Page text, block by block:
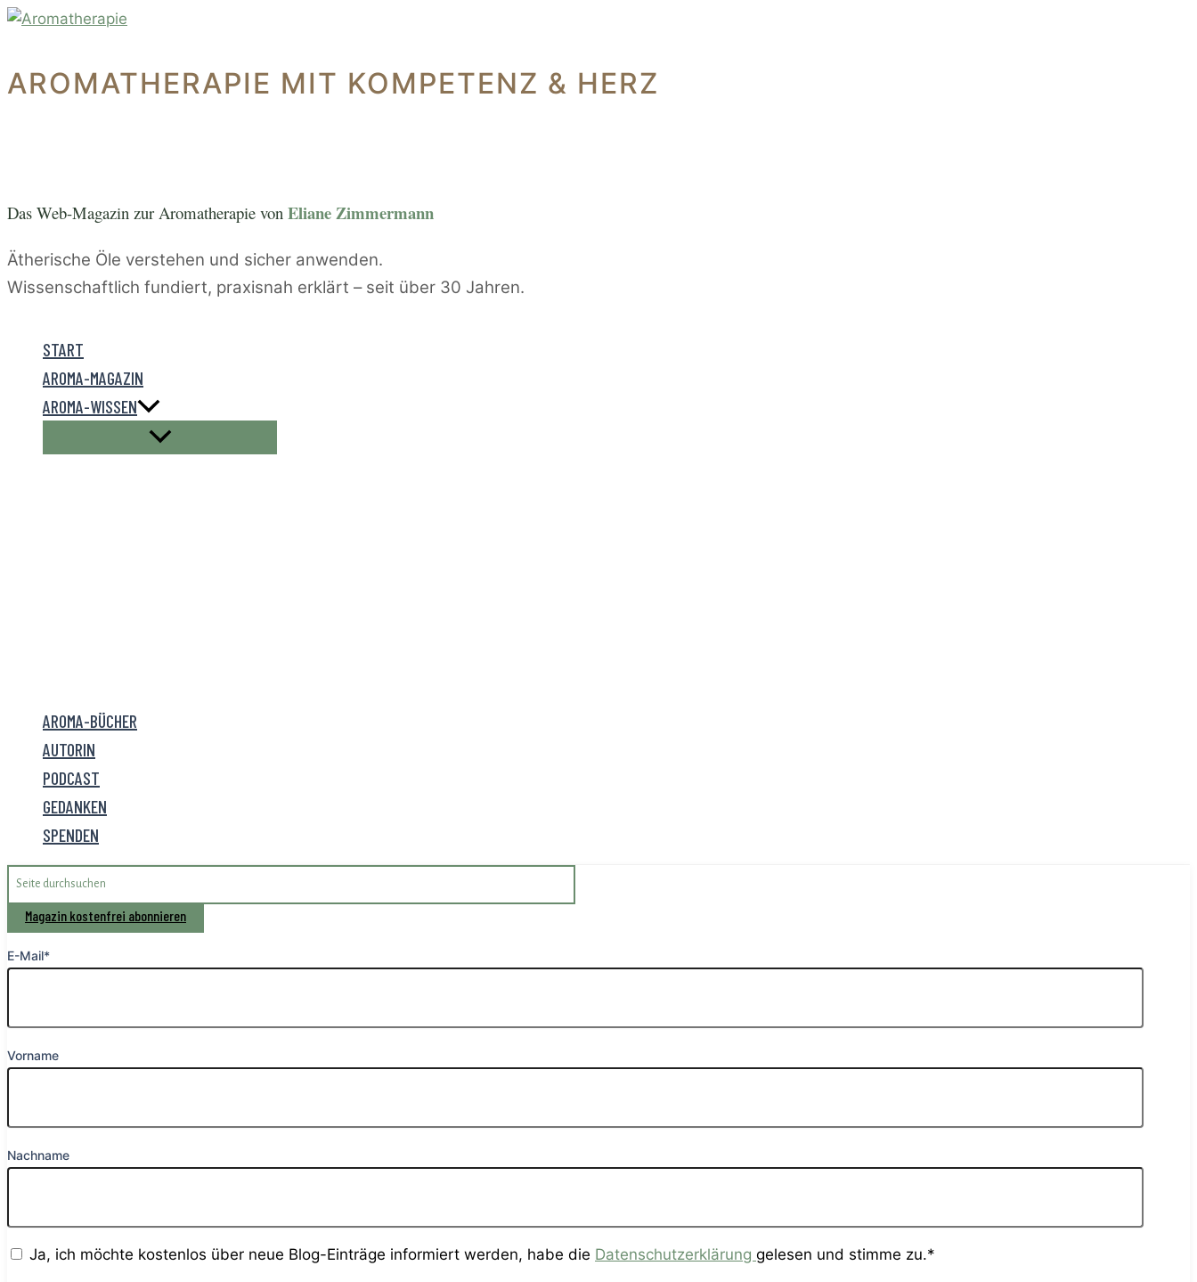
Zum
AROMATHERAPIE MIT KOMPETENZ & HERZ
Das Web-Magazin zur Aromatherapie von Eliane Zimmermann
Ätherische Öle verstehen und sicher anwenden.
Wissenschaftlich fundiert, praxisnah erklärt – seit über 30 Jahren.
START
AROMA-MAGAZIN
AROMA-WISSEN
AROMA-BÜCHER
AUTORIN
PODCAST
GEDANKEN
SPENDEN
Search
for:
Magazin kostenfrei abonnieren
E-Mail*
Vorname
Nachname
Ja, ich möchte kostenlos über neue Blog-Einträge informiert werden, habe die Datenschutzerklärung gelesen und stimme zu.*